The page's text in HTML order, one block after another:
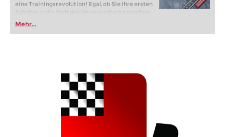
eine Trainingsrevolution! Egal, ob Sie Ihre ersten
Schritte in die Welt des Vereinsschachs machen
oder bereits auf Turnierniveau spielen: Mit
FRITZ trainieren Sie effizienter, intelligenter und
individueller als je zuvor.
Mehr...